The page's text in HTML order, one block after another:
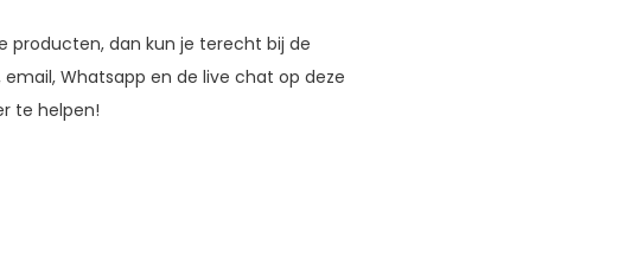
producten, dan kun je terecht bij de
Whatsapp en de live chat op deze
te helpen!